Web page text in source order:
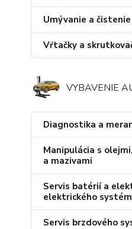
Umývanie a čistenie
Vŕtačky a
VYBAVENIE
Diagnostika a
Manipulácia s
a mazivami
Servis batérií a
elektrického
Servis brzdového